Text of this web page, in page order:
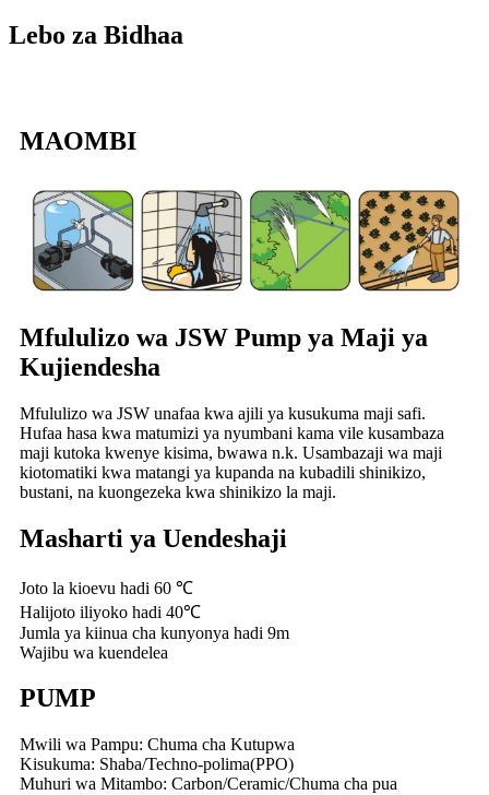
Lebo za Bidhaa
MAOMBI
Mfululizo wa JSW Pump ya Maji ya
Kujiendesha
Mfululizo wa JSW unafaa kwa ajili ya kusukuma maji safi.
Hufaa hasa kwa matumizi ya nyumbani kama vile kusambaza
maji kutoka kwenye kisima, bwawa n.k. Usambazaji wa maji
kiotomatiki kwa matangi ya kupanda na kubadili shinikizo,
bustani, na kuongezeka kwa shinikizo la maji.
Masharti ya Uendeshaji
Joto la kioevu hadi 60 ℃
Halijoto iliyoko hadi 40℃
Jumla ya kiinua cha kunyonya hadi 9m
Wajibu wa kuendelea
PUMP
Mwili wa Pampu: Chuma cha Kutupwa
Kisukuma: Shaba/Techno-polima(PPO)
Muhuri wa Mitambo: Carbon/Ceramic/Chuma cha pua